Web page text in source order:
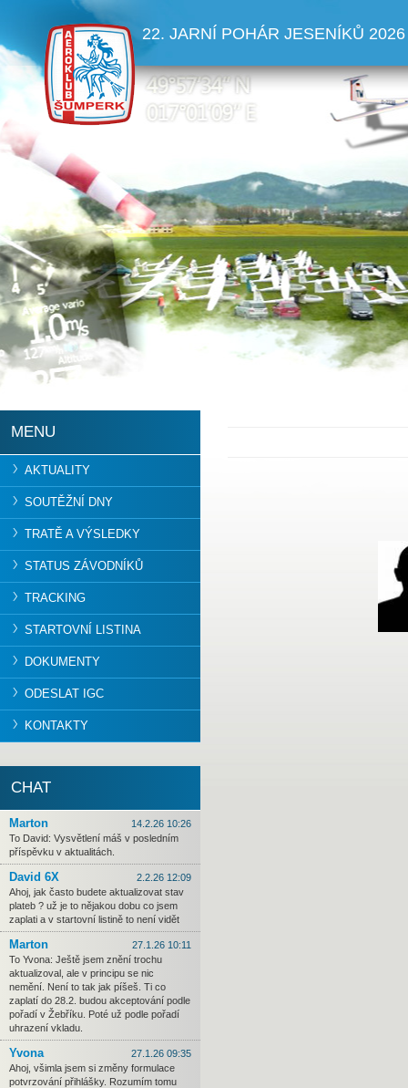
22. JARNÍ POHÁR JESENÍKŮ 2026
MENU
AKTUALITY
SOUTĚŽNÍ DNY
TRATĚ A VÝSLEDKY
STATUS ZÁVODNÍKŮ
TRACKING
STARTOVNÍ LISTINA
DOKUMENTY
ODESLAT IGC
KONTAKTY
CHAT
Marton
14.2.26 10:26
To David: Vysvětlení máš v posledním
příspěvku v aktualitách.
David 6X
2.2.26 12:09
Ahoj, jak často budete aktualizovat stav
plateb ? už je to nějakou dobu co jsem
zaplati a v startovní listině to není vidět
Marton
27.1.26 10:11
To Yvona: Ještě jsem znění trochu
aktualizoval, ale v principu se nic
nemění. Není to tak jak píšeš. Ti co
zaplatí do 28.2. budou akceptování podle
pořadí v Žebříku. Poté už podle pořadí
uhrazení vkladu.
Yvona
27.1.26 09:35
Ahoj, všimla jsem si změny formulace
potvrzování přihlášky. Rozumím tomu